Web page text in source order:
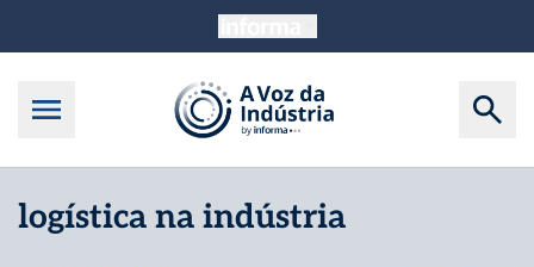
logística na indústria